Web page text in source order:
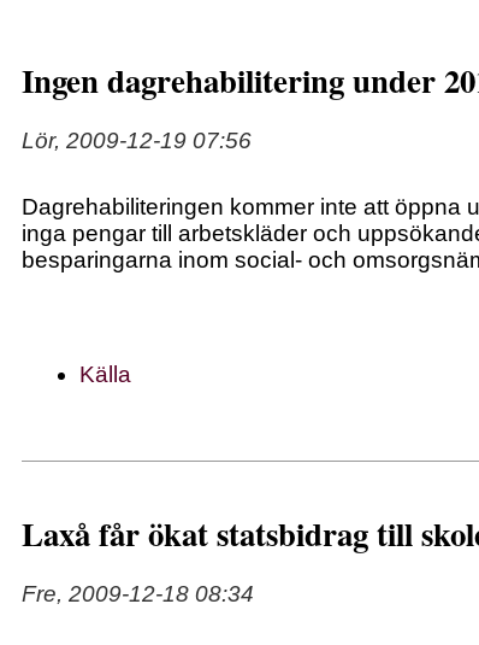
Ingen dagrehabilitering under
Lör, 2009-12-19 07:56
Dagrehabiliteringen kommer inte att öppna
inga pengar till arbetskläder och
besparingarna inom social- och
Källa
Laxå får ökat statsbidrag till
Fre, 2009-12-18 08:34